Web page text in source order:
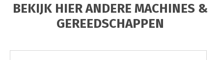
BEKIJK HIER ANDERE MACHINES &
GEREEDSCHAPPEN